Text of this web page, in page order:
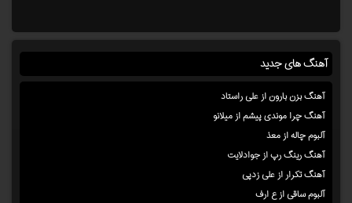
آهنگ های جدید
آهنگ بزن بارون از علی راستاد
آهنگ چرا موندی پیشم از میلانو
آلبوم چاله از معذ
آهنگ رینگ رپ از جوادلایت
آهنگ تکرار از علی زدپی
آلبوم ساقی از ع ارف